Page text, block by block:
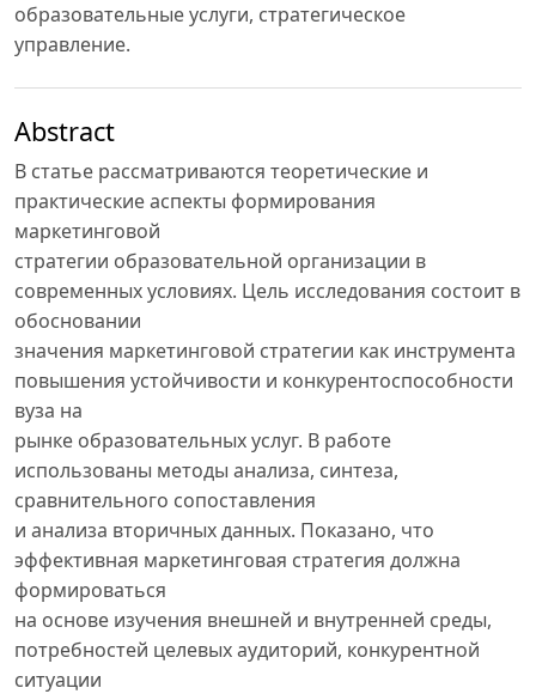
образовательные услуги, стратегическое
управление.
Abstract
В статье рассматриваются теоретические и
практические аспекты формирования
маркетинговой
стратегии образовательной организации в
современных условиях. Цель исследования состоит в
обосновании
значения маркетинговой стратегии как инструмента
повышения устойчивости и конкурентоспособности
вуза на
рынке образовательных услуг. В работе
использованы методы анализа, синтеза,
сравнительного сопоставления
и анализа вторичных данных. Показано, что
эффективная маркетинговая стратегия должна
формироваться
на основе изучения внешней и внутренней среды,
потребностей целевых аудиторий, конкурентной
ситуации